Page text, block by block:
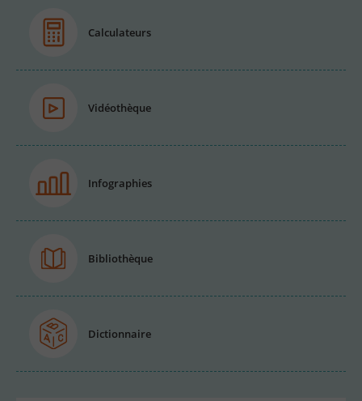
Calculateurs
Vidéothèque
Infographies
Bibliothèque
Dictionnaire